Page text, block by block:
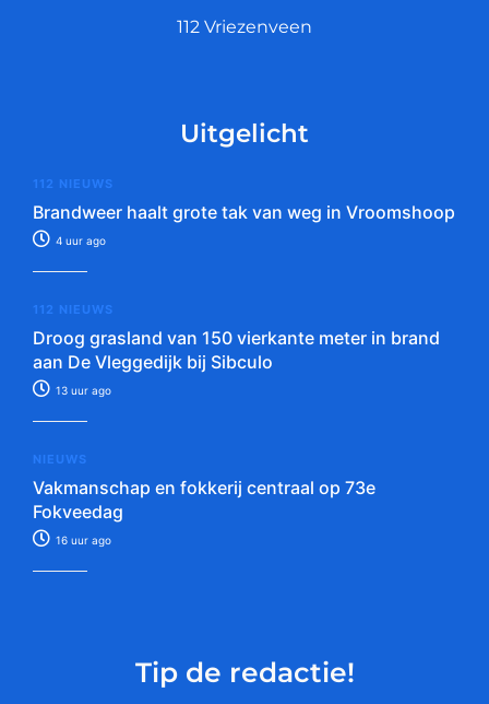
112 Vriezenveen
Uitgelicht
112 NIEUWS
Brandweer haalt grote tak van weg in Vroomshoop
4 uur ago
112 NIEUWS
Droog grasland van 150 vierkante meter in brand
aan De Vleggedijk bij Sibculo
13 uur ago
NIEUWS
Vakmanschap en fokkerij centraal op 73e
Fokveedag
16 uur ago
Tip de redactie!